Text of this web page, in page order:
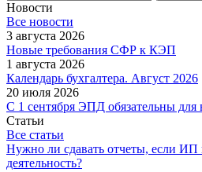
Новости
Все новости
3 августа 2026
Новые требования СФР к КЭП
1 августа 2026
Календарь бухгалтера. Август 2026
20 июля 2026
С 1 сентября ЭПД обязательны для
Статьи
Все статьи
Нужно ли сдавать отчеты, если ИП
деятельность?